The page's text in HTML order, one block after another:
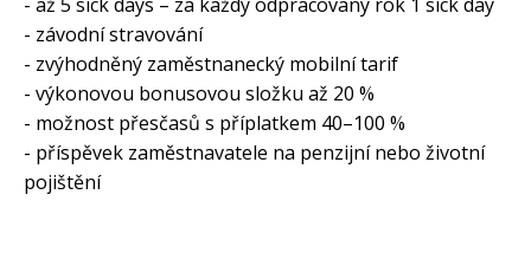
- závodní stravování
- zvýhodněný zaměstnanecký mobilní tarif
- výkonovou bonusovou složku až 20 %
- možnost přesčasů s příplatkem 40–100 %
- příspěvek zaměstnavatele na penzijní nebo životní
pojištění